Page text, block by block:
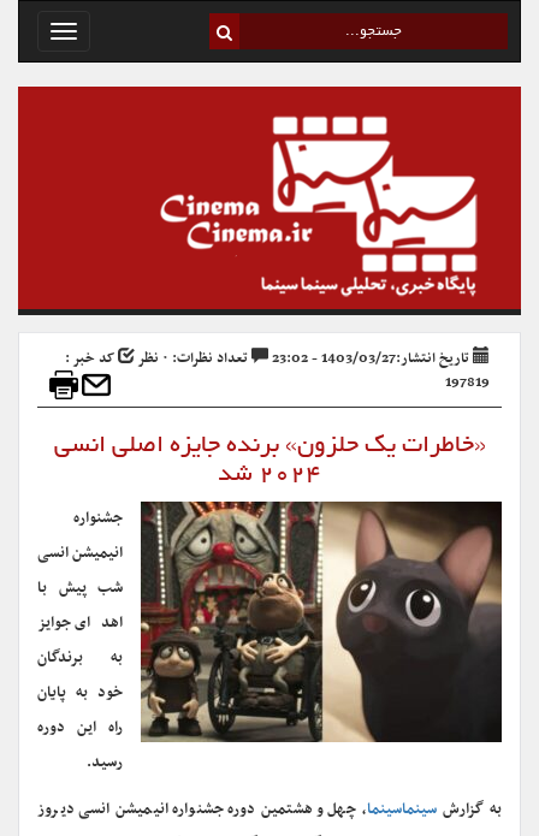
Toggle
تاریخ انتشار:1403/03/27 - 23:02 تعداد نظرات: ۰ نظر
کد خبر :
197819
«خاطرات یک حلزون» برنده جایزه اصلی انسی
۲۰۲۴ شد
جشنواره
انیمیشن انسی
شب پیش با
اهدای جوایز
به برندگان
خود به پایان
راه این دوره
رسید.
به گزارش سینماسینما، چهل و هشتمین دوره جشنواره انیمیشن انسی دیروز